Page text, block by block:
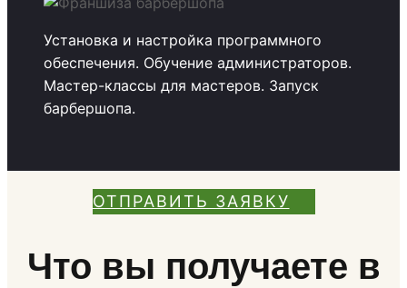
Установка и настройка программного
обеспечения. Обучение администраторов.
Мастер-классы для мастеров. Запуск
барбершопа.
ОТПРАВИТЬ ЗАЯВКУ
Что вы получаете в